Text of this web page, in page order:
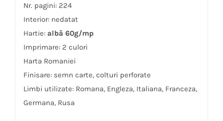
Nr. pagini: 224
Interior: nedatat
Hartie: albă 60g/mp
Imprimare: 2 culori
Harta Romaniei
Finisare: semn carte, colturi perforate
Limbi utilizate: Romana, Engleza, Italiana, Franceza,
Germana, Rusa